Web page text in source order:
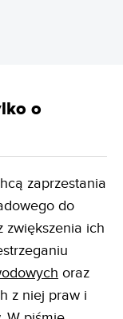
o
zaprzestania
do
zwiększenia ich
oraz
z niej praw i